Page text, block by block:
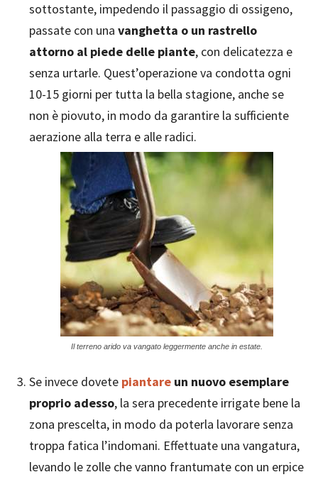
sottostante, impedendo il passaggio di ossigeno,
passate con una vanghetta o un rastrello
attorno al piede delle piante, con delicatezza e
senza urtarle. Quest’operazione va condotta ogni
10-15 giorni per tutta la bella stagione, anche se
non è piovuto, in modo da garantire la sufficiente
aerazione alla terra e alle radici.
Il terreno arido va vangato leggermente anche in estate.
Se invece dovete piantare un nuovo esemplare
proprio adesso, la sera precedente irrigate bene la
zona prescelta, in modo da poterla lavorare senza
troppa fatica l’indomani. Effettuate una vangatura,
levando le zolle che vanno frantumate con un erpice